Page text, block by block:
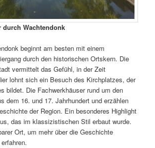
durch Wachtendonk
beginnt am besten mit einem
durch den historischen Ortskern. Die
vermittelt das Gefühl, in der Zeit
lohnt sich ein Besuch des Kirchplatzes, der
bildet. Die Fachwerkhäuser rund um den
dem 16. und 17. Jahrhundert und erzählen
der Region. Ein besonderes Highlight
das im klassizistischen Stil erbaut wurde.
Ort, um mehr über die Geschichte